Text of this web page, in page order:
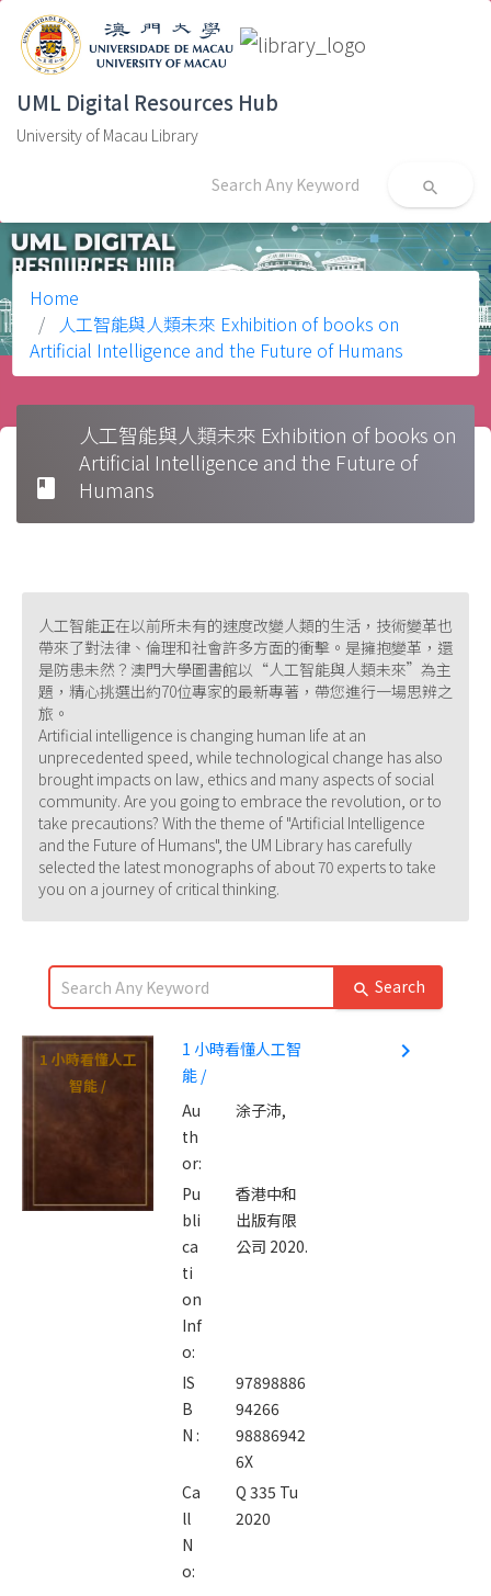
UML Digital Resources Hub
University of Macau Library
search
Home
人工智能與人類未來 Exhibition of books on
Artificial Intelligence and the Future of Humans
book
人工智能與人類未來 Exhibition of books on
Artificial Intelligence and the Future of
Humans
人工智能正在以前所未有的速度改變人類的生活，技術變革也
帶來了對法律、倫理和社會許多方面的衝擊。是擁抱變革，還
是防患未然？澳門大學圖書館以“人工智能與人類未來”為主
題，精心挑選出約70位專家的最新專著，帶您進行一場思辨之
旅。
Artificial intelligence is changing human life at an
unprecedented speed, while technological change has also
brought impacts on law, ethics and many aspects of social
community. Are you going to embrace the revolution, or to
take precautions? With the theme of "Artificial Intelligence
and the Future of Humans", the UM Library has carefully
selected the latest monographs of about 70 experts to take
you on a journey of critical thinking.
search Search
1 小時看懂人工
智能 /
1 小時看懂人工智
能 /
Au
th
or:
涂子沛,
Pu
bli
ca
ti
on
Inf
o:
香港中和
出版有限
公司 2020.
IS
B
N :
97898886
94266
98886942
6X
Ca
ll
N
o:
Q 335 Tu
2020
navigate_next